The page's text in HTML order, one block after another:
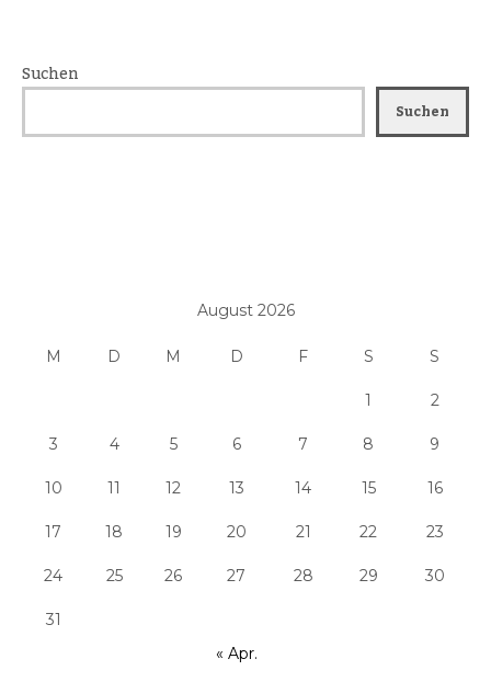
Suchen
Suchen
August 2026
M D M D F S S
1 2
3 4 5 6 7 8 9
10 11 12 13 14 15 16
17 18 19 20 21 22 23
24 25 26 27 28 29 30
31
« Apr.